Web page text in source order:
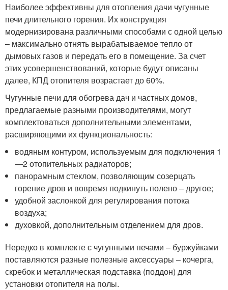
Наиболее эффективны для отопления дачи чугунные
печи длительного горения. Их конструкция
модернизирована различными способами с одной целью
– максимально отнять вырабатываемое тепло от
дымовых газов и передать его в помещение. За счет
этих усовершенствований, которые будут описаны
далее, КПД отопителя возрастает до 60%.
Чугунные печи для обогрева дач и частных домов,
предлагаемые разными производителями, могут
комплектоваться дополнительными элементами,
расширяющими их функциональность:
водяным контуром, используемым для подключения 1
—2 отопительных радиаторов;
панорамным стеклом, позволяющим созерцать
горение дров и вовремя подкинуть полено – другое;
удобной заслонкой для регулирования потока
воздуха;
духовкой, дополнительным отделением для дров.
Нередко в комплекте с чугунными печами – буржуйками
поставляются разные полезные аксессуары – кочерга,
скребок и металлическая подставка (поддон) для
установки отопителя на полы.